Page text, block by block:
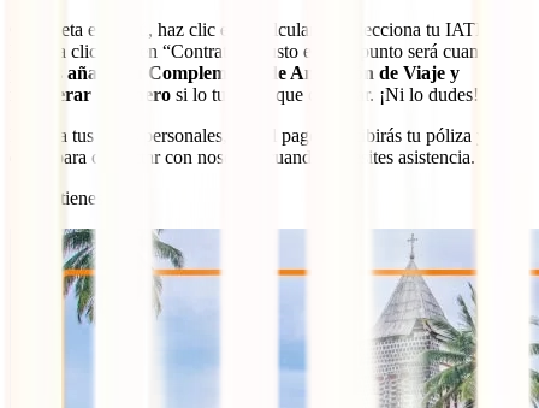
Completa el menú, haz clic en “Calcular” y selecciona tu IATI
Estrella clicando en “Contratar”. Justo en este punto será cuando
puedas añadir tu Complemento de Anulación de Viaje y
recuperar tu dinero si lo tuvieras que cancelar. ¡Ni lo dudes!
Rellena tus datos personales, haz el pago y recibirás tu póliza y los
datos para contactar con nosotros cuando necesites asistencia.
¡Ya lo tienes!